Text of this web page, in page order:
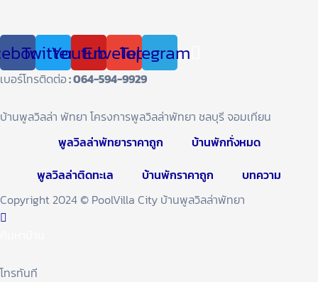
TwitterYoutubeEnvelopeTelegram
เบอร์โทรติดต่อ: 064-594-9929
บ้านพูลวิลล่า พัทยา โครงการพูลวิลล่าพัทยา ชลบุรี จอมเทียน
พูลวิลล่าพัทยาราคาถูก
บ้านพักทั่งหมด
พูลวิลล่าติดทะเล
บ้านพักราคาถูก
บทความ
Copyright 2024 © PoolVilla City บ้านพูลวิลล่าพัทยา
โทรทันที